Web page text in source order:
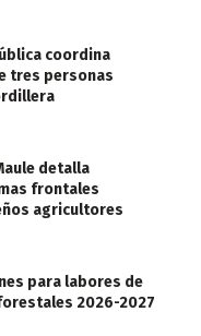
coordina
tres personas
detalla
frontales
agricultores
para labores de
2026-2027